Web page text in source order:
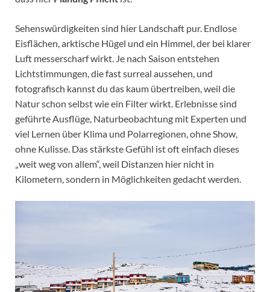
Sehenswürdigkeiten sind hier Landschaft pur. Endlose
Eisflächen, arktische Hügel und ein Himmel, der bei klarer
Luft messerscharf wirkt. Je nach Saison entstehen
Lichtstimmungen, die fast surreal aussehen, und
fotografisch kannst du das kaum übertreiben, weil die
Natur schon selbst wie ein Filter wirkt. Erlebnisse sind
geführte Ausflüge, Naturbeobachtung mit Experten und
viel Lernen über Klima und Polarregionen, ohne Show,
ohne Kulisse. Das stärkste Gefühl ist oft einfach dieses
„weit weg von allem“, weil Distanzen hier nicht in
Kilometern, sondern in Möglichkeiten gedacht werden.